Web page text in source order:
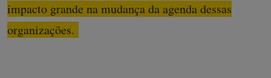
impacto grande na mudança da agenda dessas
organizações.